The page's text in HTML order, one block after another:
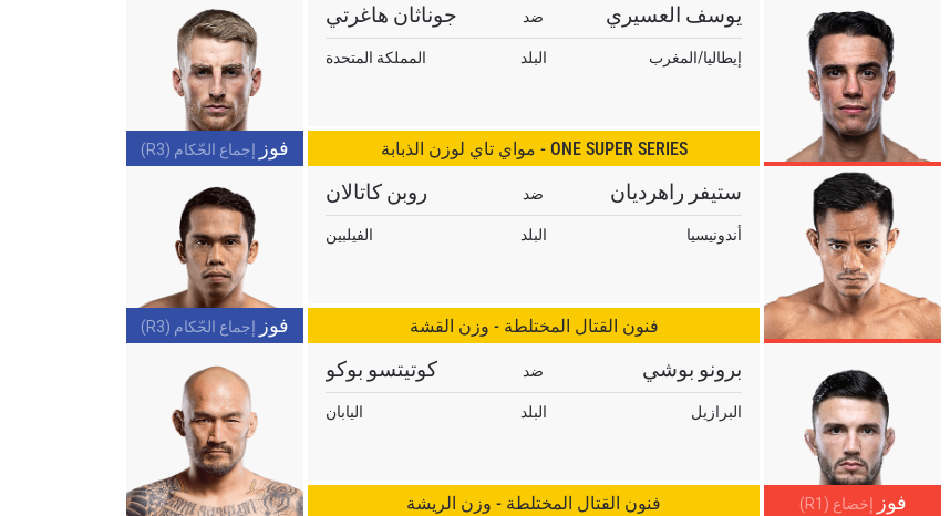
ONE SUPER SERIES - مواي تاي لوزن الذبابة فوز إجماع الحّكام (R3)
يوسف العسيري ضد جوناثان هاغرتي
إيطاليا/المغرب البلد المملكة المتحدة
فنون القتال المختلطة - وزن القشة فوز إجماع الحّكام (R3)
ستيفر راهرديان ضد روبن كاتالان
أندونيسيا البلد الفيلبين
فنون القتال المختلطة - وزن الريشة فوز إخضاع (R1)
برونو بوشي ضد كوتيتسو بوكو
البرازيل البلد اليابان
العرض
شاهد أبرز اللقطات
فإنك توافق على جمعنا لمعلوماتك واستخدامها والإفصاح
سياسة الخصوصية
. يمكنك إلغاء الاشتراك في هذه المنشورات في
أي وقت.